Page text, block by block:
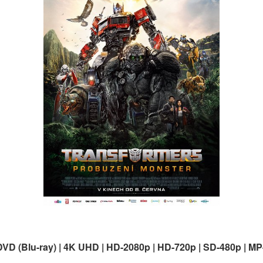
(Blu-ray) | 4K UHD | HD-2080p | HD-720p | SD-480p |